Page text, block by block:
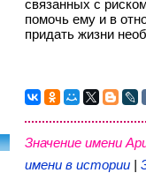
связанных с
помочь ему и в
придать жизни
Значение имени
имени в истории|